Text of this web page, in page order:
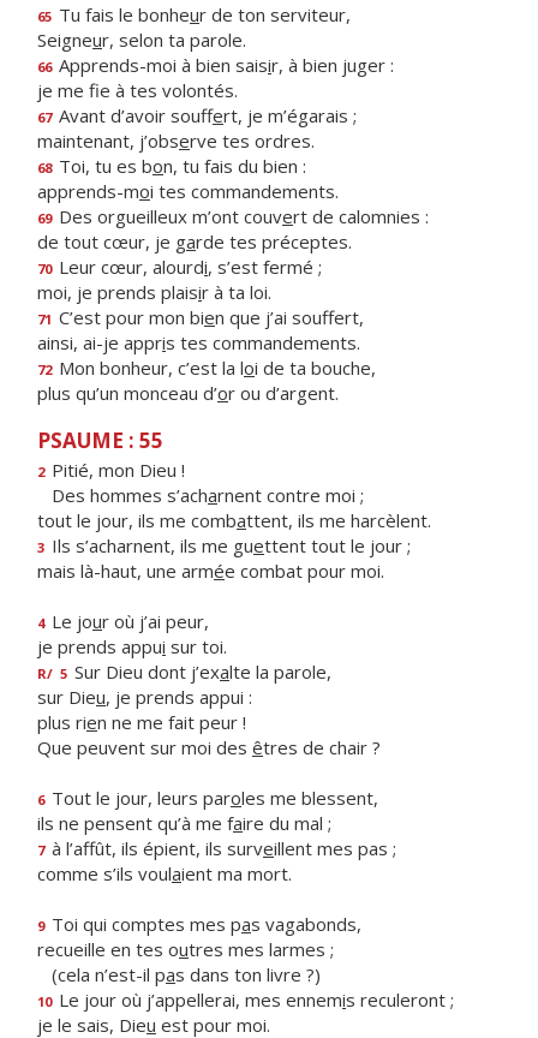
65 Tu fais le bonheur de ton serviteur,
Seigneur, selon ta parole.
66 Apprends-moi à bien saisir, à bien juger :
je me fe à tes volontés.
67 Avant d’avoir souffert, je m’égarais ;
maintenant, j’observe tes ordres.
68 Toi, tu es bon, tu fais du bien :
apprends-moi tes commandements.
69 Des orgueilleux m’ont couvert de calomnies :
de tout cœur, je garde tes préceptes.
70 Leur cœur, alourdi, s’est fermé ;
moi, je prends plaisir à ta loi.
71 C’est pour mon bien que j’ai souffert,
ainsi, ai-je appris tes commandements.
72 Mon bonheur, c’est la loi de ta bouche,
plus qu’un monceau d’or ou d’argent.
PSAUME : 55
2 Pitié, mon Dieu !
Des hommes s’acharnent contre moi ;
tout le jour, ils me combattent, ils me harcèlent.
3 Ils s’acharnent, ils me guettent tout le jour ;
mais là-haut, une armée combat pour moi.
4 Le jour où j’ai peur,
je prends appui sur toi.
R/ 5 Sur Dieu dont j’exalte la parole,
sur Dieu, je prends appui :
plus rien ne me fait peur !
Que peuvent sur moi des êtres de chair ?
6 Tout le jour, leurs paroles me blessent,
ils ne pensent qu’à me faire du mal ;
7 à l’affût, ils épient, ils surveillent mes pas ;
comme s’ils voulaient ma mort.
9 Toi qui comptes mes pas vagabonds,
recueille en tes outres mes larmes ;
(cela n’est-il pas dans ton livre ?)
10 Le jour où j’appellerai, mes ennemis reculeront ;
je le sais, Dieu est pour moi.